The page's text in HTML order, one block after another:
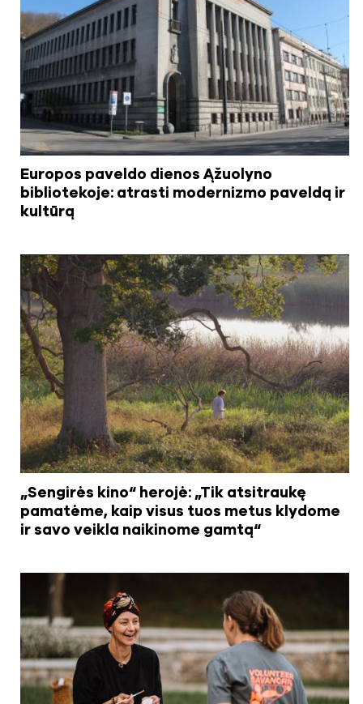
Europos paveldo dienos Ąžuolyno
bibliotekoje: atrasti modernizmo paveldą ir
kultūrą
„Sengirės kino“ herojė: „Tik atsitraukę
pamatėme, kaip visus tuos metus klydome
ir savo veikla naikinome gamtą“